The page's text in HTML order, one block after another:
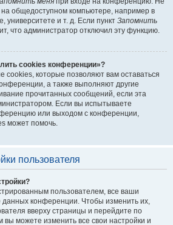
на общедоступном компьютере, например в
университете и т. д. Если пункт Запомнить
что администратор отключил эту функцию.
cookies конференции»?
cookies, которые позволяют вам оставаться
а также выполняют другие
прочитанных сообщений, если эта
Если вы испытываете
или выходом с конференции,
может помочь.
пользователя
пользователем, все ваши
данных конференции. Чтобы изменить их,
вверху страницы и перейдите по
вы можете изменить все свои настройки и